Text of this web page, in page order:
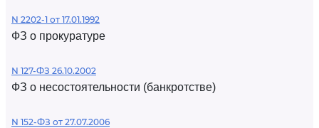
N 2202-1 от 17.01.1992
ФЗ о прокуратуре
N 127-ФЗ 26.10.2002
ФЗ о несостоятельности (банкротстве)
N 152-ФЗ от 27.07.2006